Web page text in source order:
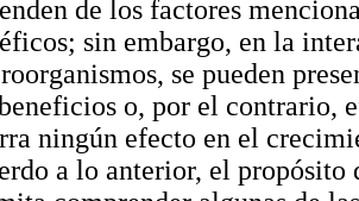
de los factores
sin embargo, en la
se pueden
o, por el contrario,
ningún efecto en el
a lo anterior, el